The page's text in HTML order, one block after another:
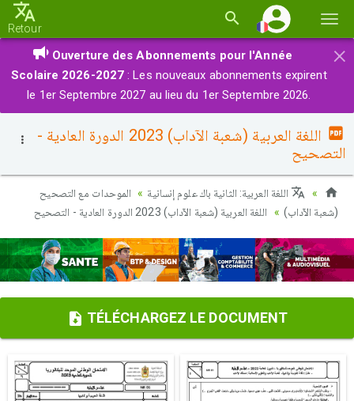
la
Retour
×
Ouverture des Abonnements pour l'Année
Scolaire 2026-2027 : Les nouveaux abonnements expirent
le 1er Septembre 2027 au lieu du 1er Septembre 2026.
اللغة العربية (شعبة الآداب) 2023 الدورة العادية -
التصحيح
اللغة العربية: الثانية باك علوم إنسانية
الموحدات مع التصحيح
(شعبة الآداب)
اللغة العربية (شعبة الآداب) 2023 الدورة العادية - التصحيح
TÉLÉCHARGEZ LE DOCUMENT